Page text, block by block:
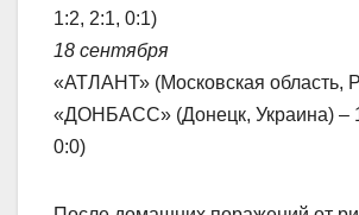
1:2, 2:1, 0:1)
18 сентября
«АТЛАНТ» (Московская область,
«ДОНБАСС» (Донецк, Украина) –
0:0)